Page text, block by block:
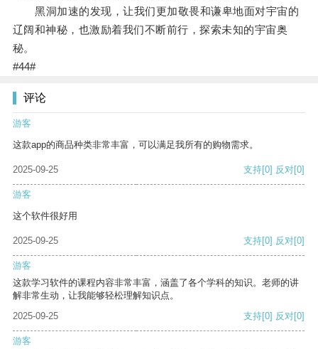
黑洞加速的发现，让我们更加敬畏和谦卑地面对宇宙的
辽阔和神秘，也激励着我们不断前行，探索未知的宇宙奥
秘。
#44#
评论
游客
这款app的商品种类非常丰富，可以满足我所有的购物需求。
2025-09-25 支持[0] 反对[0]
游客
这个软件很好用
2025-09-25 支持[0] 反对[0]
游客
这款学习软件的课程内容非常丰富，涵盖了各个学科的知识。老师的讲
解非常生动，让我能够轻松理解知识点。
2025-09-25
支持[0] 反对[0]
游客